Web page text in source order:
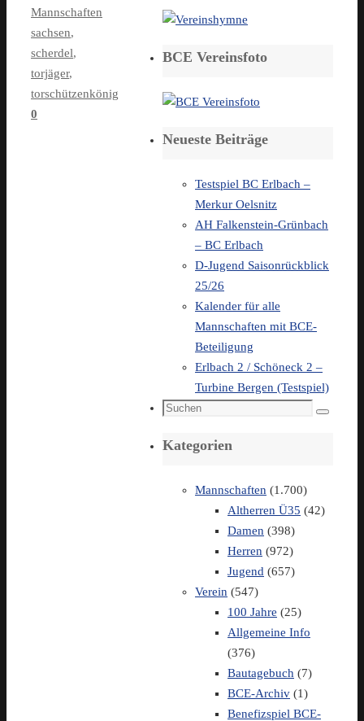
Mannschaften
sachsen,
scherdel,
torjäger,
torschützenkönig
0
BCE Vereinsfoto
Neueste Beiträge
Testspiel BC Erlbach –
Merkur Oelsnitz
AH Falkenstein-Grünbach
– BC Erlbach
D-Jugend Saisonrückblick
25/26
Kalender für alle
Mannschaften mit BCE-
Beteiligung
Erlbach 2 / Schöneck 2 –
Turbine Bergen (Testspiel)
Suchen
Suchen
Kategorien
Mannschaften (1.700)
Altherren Ü35 (42)
Damen (398)
Herren (972)
Jugend (657)
Verein (547)
100 Jahre (25)
Allgemeine Info
(376)
Bautagebuch (7)
BCE-Archiv (1)
Benefizspiel BCE-